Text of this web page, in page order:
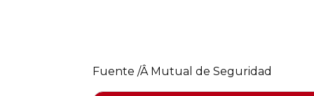
Fuente /Â Mutual de Seguridad